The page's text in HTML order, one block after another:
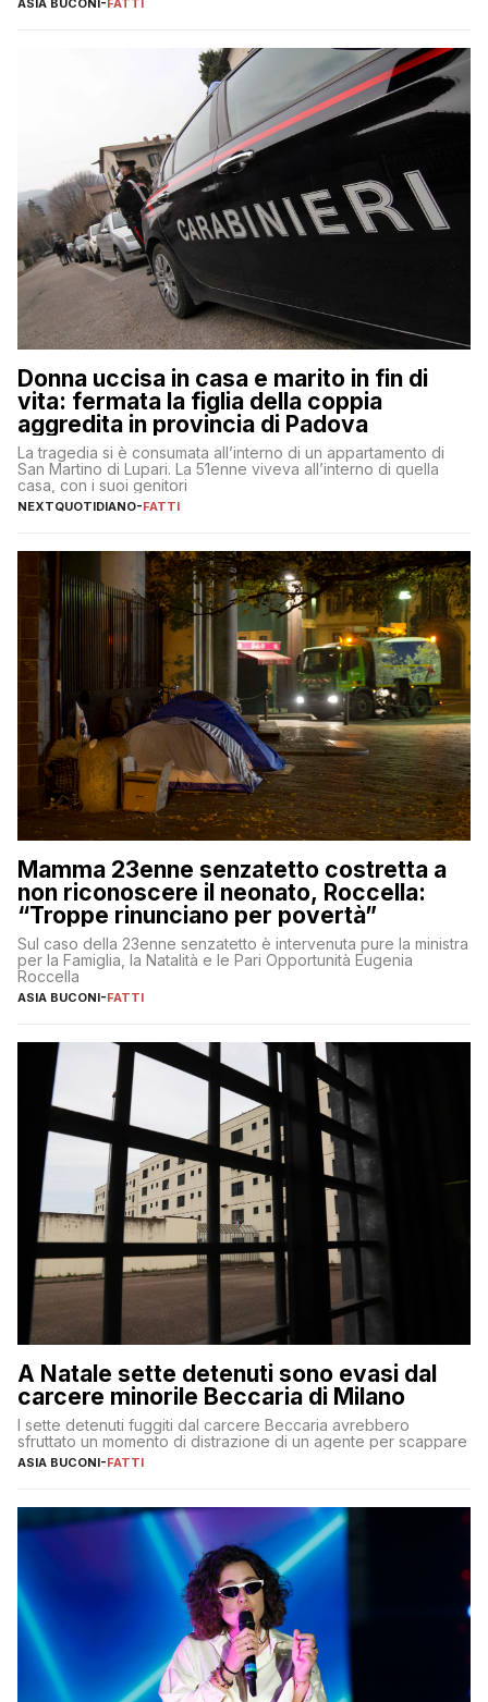
Donna uccisa in casa e marito in fin di
vita: fermata la figlia della coppia
aggredita in provincia di Padova
La tragedia si è consumata all’interno di un appartamento di
San Martino di Lupari. La 51enne viveva all’interno di quella
casa, con i suoi genitori
NEXTQUOTIDIANO-FATTI
Mamma 23enne senzatetto costretta a
non riconoscere il neonato, Roccella:
“Troppe rinunciano per povertà”
Sul caso della 23enne senzatetto è intervenuta pure la ministra
per la Famiglia, la Natalità e le Pari Opportunità Eugenia
Roccella
ASIA BUCONI-FATTI
A Natale sette detenuti sono evasi dal
carcere minorile Beccaria di Milano
I sette detenuti fuggiti dal carcere Beccaria avrebbero
sfruttato un momento di distrazione di un agente per scappare
ASIA BUCONI-FATTI